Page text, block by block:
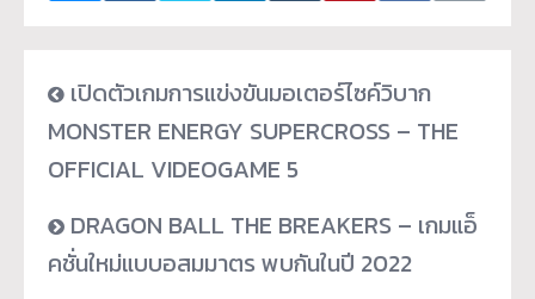
เปิดตัวเกมการแข่งขันมอเตอร์ไซค์วิบาก
MONSTER ENERGY SUPERCROSS – THE
OFFICIAL VIDEOGAME 5
DRAGON BALL THE BREAKERS – เกมแอ็
คชั่นใหม่แบบอสมมาตร พบกันในปี 2022